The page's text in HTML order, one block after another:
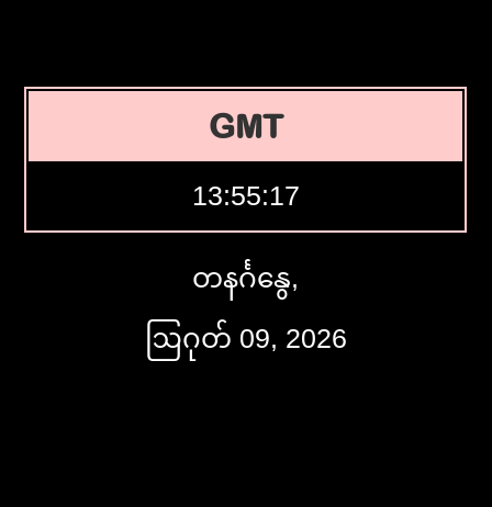
GMT
13:55:18
တနင်္ဂနွေ,
ဩဂုတ် 09, 2026